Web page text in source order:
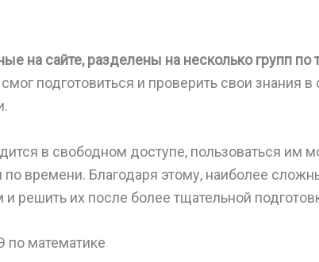
на сайте, разделены на несколько групп по
подготовиться и проверить свои знания
в свободном доступе, пользоваться им
по времени. Благодаря этому, наиболее
и решить их после более тщательной
по математике